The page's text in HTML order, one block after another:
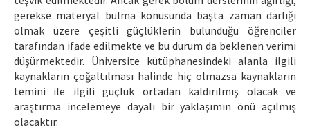
gerekse materyal bulma konusunda başta zaman darlığı
olmak üzere çeşitli güçlüklerin bulunduğu öğrenciler
tarafından ifade edilmekte ve bu durum da beklenen verimi
düşürmektedir. Üniversite kütüphanesindeki alanla ilgili
kaynakların çoğaltılması halinde hiç olmazsa kaynakların
temini ile ilgili güçlük ortadan kaldırılmış olacak ve
araştırma incelemeye dayalı bir yaklaşımın önü açılmış
olacaktır.